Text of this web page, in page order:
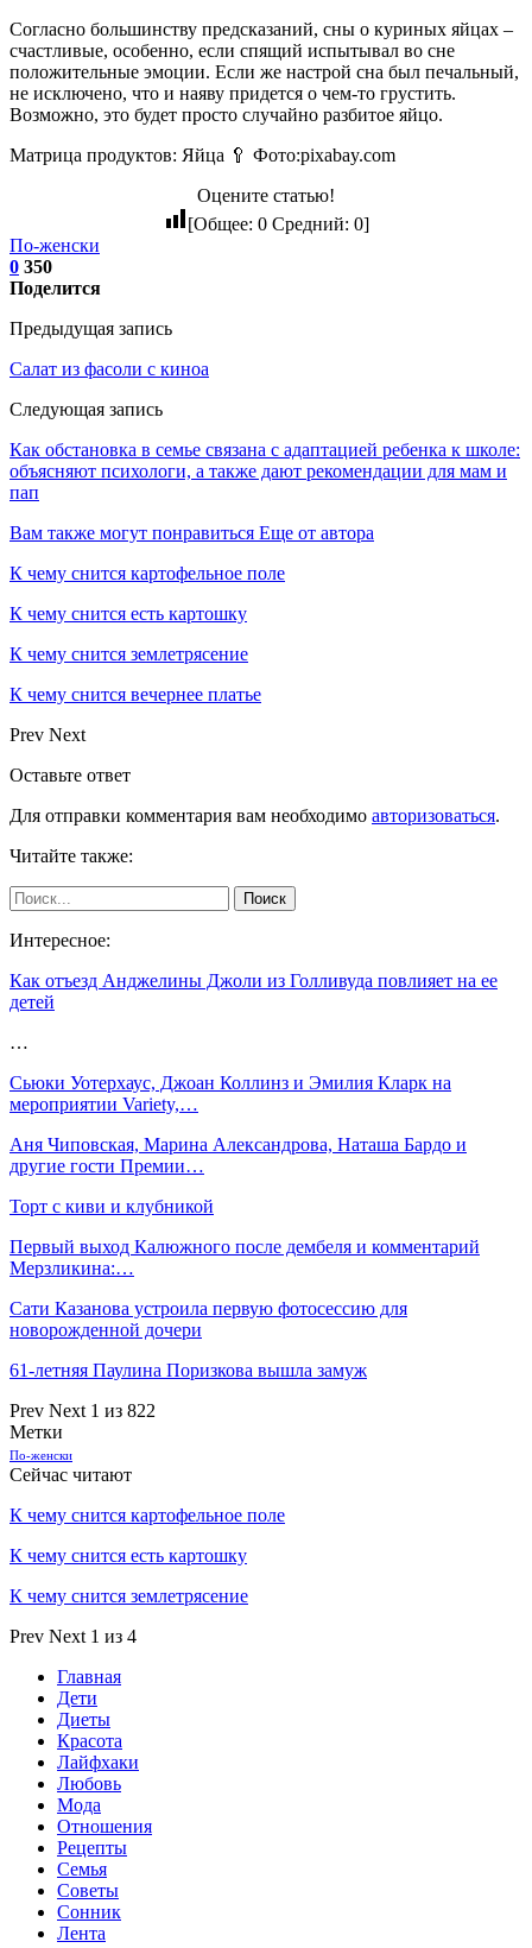
Согласно большинству предсказаний, сны о куриных яйцах –
счастливые, особенно, если спящий испытывал во сне
положительные эмоции. Если же настрой сна был печальный,
не исключено, что и наяву придется о чем-то грустить.
Возможно, это будет просто случайно разбитое яйцо.
Матрица продуктов: Яйца 🥄 Фото:pixabay.com
Оцените статью!
[Общее: 0Средний: 0]
По-женски
0 350
Поделится
Предыдущая запись
Салат из фасоли с киноа
Следующая запись
Как обстановка в семье связана с адаптацией ребенка к школе:
объясняют психологи, а также дают рекомендации для мам и
пап
Вам также могут понравиться Еще от автора
К чему снится картофельное поле
К чему снится есть картошку
К чему снится землетрясение
К чему снится вечернее платье
Prev Next
Оставьте ответ
Для отправки комментария вам необходимо авторизоваться.
Читайте также:
Интересное:
Как отъезд Анджелины Джоли из Голливуда повлияет на ее
детей
…
Сьюки Уотерхаус, Джоан Коллинз и Эмилия Кларк на
мероприятии Variety,…
Аня Чиповская, Марина Александрова, Наташа Бардо и
другие гости Премии…
Торт с киви и клубникой
Первый выход Калюжного после дембеля и комментарий
Мерзликина:…
Сати Казанова устроила первую фотосессию для
новорожденной дочери
61-летняя Паулина Поризкова вышла замуж
Prev Next 1 из 822
Метки
По-женски
Сейчас читают
К чему снится картофельное поле
К чему снится есть картошку
К чему снится землетрясение
Prev Next 1 из 4
Главная
Дети
Диеты
Красота
Лайфхаки
Любовь
Мода
Отношения
Рецепты
Семья
Советы
Сонник
Лента